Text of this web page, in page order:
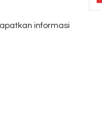
informasi